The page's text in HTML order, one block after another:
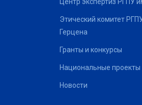
Этический комитет
Герцена
Гранты и конкурсы
Национальные проекты
Новости